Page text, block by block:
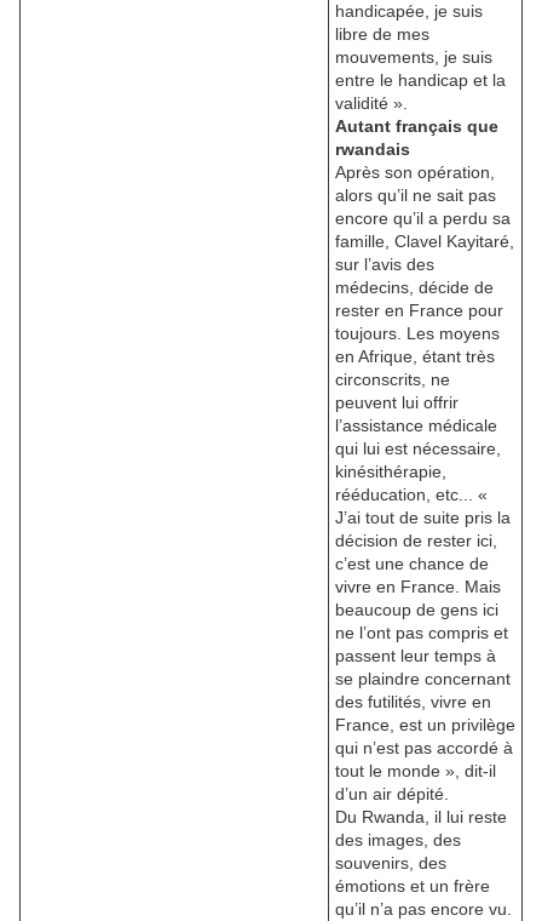
handicapée, je suis
libre de mes
mouvements, je suis
entre le handicap et la
validité ».
Autant français que
rwandais
Après son opération,
alors qu’il ne sait pas
encore qu’il a perdu sa
famille, Clavel Kayitaré,
sur l’avis des
médecins, décide de
rester en France pour
toujours. Les moyens
en Afrique, étant très
circonscrits, ne
peuvent lui offrir
l’assistance médicale
qui lui est nécessaire,
kinésithérapie,
rééducation, etc... «
J’ai tout de suite pris la
décision de rester ici,
c’est une chance de
vivre en France. Mais
beaucoup de gens ici
ne l’ont pas compris et
passent leur temps à
se plaindre concernant
des futilités, vivre en
France, est un privilège
qui n’est pas accordé à
tout le monde », dit-il
d’un air dépité.
Du Rwanda, il lui reste
des images, des
souvenirs, des
émotions et un frère
qu’il n’a pas encore vu.